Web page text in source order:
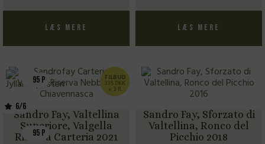
Læs mere Læs mere
95 P
6/6
95 P
Sandro Fay, Valtellina
Superiore, Valgella
Riserva Carteria 2021
TILBUD
335 DKK
v. 3 fl.
Sandro Fay, Sforzato di
Valtellina, Ronco del
Picchio 2018